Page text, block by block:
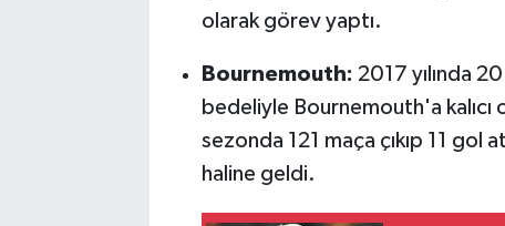
olarak görev yaptı.
Bournemouth: 2017 yılında
bedeliyle Bournemouth'a
sezonda 121 maça çıkıp 11
haline geldi.